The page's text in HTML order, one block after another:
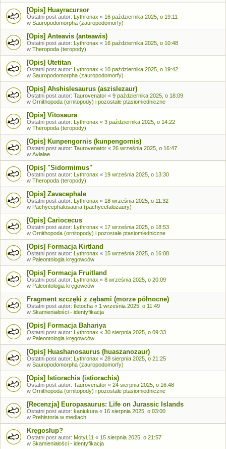
[Opis] Huayracursor
Ostatni post autor: Lythronax « 16 października 2025, o 19:11
w Sauropodomorpha (zauropodomorfy)
[Opis] Anteavis (anteawis)
Ostatni post autor: Lythronax « 16 października 2025, o 10:48
w Theropoda (teropody)
[Opis] Utetitan
Ostatni post autor: Lythronax « 10 października 2025, o 19:42
w Sauropodomorpha (zauropodomorfy)
[Opis] Ahshislesaurus (aszislezaur)
Ostatni post autor: Taurovenator « 9 października 2025, o 18:09
w Ornithopoda (ornitopody) i pozostałe ptasiomiedniczne
[Opis] Vitosaura
Ostatni post autor: Lythronax « 3 października 2025, o 14:22
w Theropoda (teropody)
[Opis] Kunpengornis (kunpengornis)
Ostatni post autor: Taurovenator « 26 września 2025, o 16:47
w Avialae
[Opis] "Sidormimus"
Ostatni post autor: Lythronax « 19 września 2025, o 13:30
w Theropoda (teropody)
[Opis] Zavacephale
Ostatni post autor: Lythronax « 18 września 2025, o 11:32
w Pachycephalosauria (pachycefalozaury)
[Opis] Cariocecus
Ostatni post autor: Lythronax « 17 września 2025, o 18:53
w Ornithopoda (ornitopody) i pozostałe ptasiomiedniczne
[Opis] Formacja Kirtland
Ostatni post autor: Lythronax « 15 września 2025, o 16:08
w Paleontologia kręgowców
[Opis] Formacja Fruitland
Ostatni post autor: Lythronax « 8 września 2025, o 20:09
w Paleontologia kręgowców
Fragment szczęki z zębami (morze północne)
Ostatni post autor: tletocha « 1 września 2025, o 11:49
w Skamieniałości - identyfikacja
[Opis] Formacja Bahariya
Ostatni post autor: Lythronax « 30 sierpnia 2025, o 09:33
w Paleontologia kręgowców
[Opis] Huashanosaurus (huaszanozaur)
Ostatni post autor: Lythronax « 28 sierpnia 2025, o 21:25
w Sauropodomorpha (zauropodomorfy)
[Opis] Istiorachis (istiorachis)
Ostatni post autor: Taurovenator « 24 sierpnia 2025, o 16:48
w Ornithopoda (ornitopody) i pozostałe ptasiomiedniczne
[Recenzja] Europasaurus: Life on Jurassic Islands
Ostatni post autor: kaniukura « 16 sierpnia 2025, o 03:00
w Prehistoria w mediach
Kręgosłup?
Ostatni post autor: Motyl.11 « 15 sierpnia 2025, o 21:57
w Skamieniałości - identyfikacja